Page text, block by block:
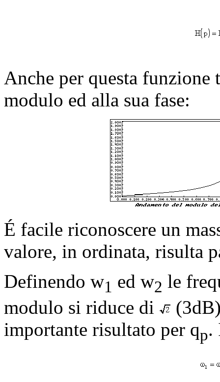
Anche per questa
modulo ed alla sua fase:
É facile riconoscere un
valore, in ordinata, risulta
Definendo w1 ed w2 le
modulo si riduce di
importante risultato per qp.